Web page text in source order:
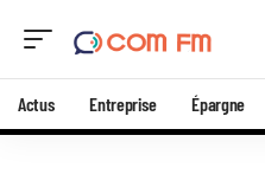
Actus Entreprise Épargne